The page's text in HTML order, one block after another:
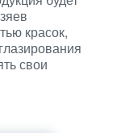
красок,
свои